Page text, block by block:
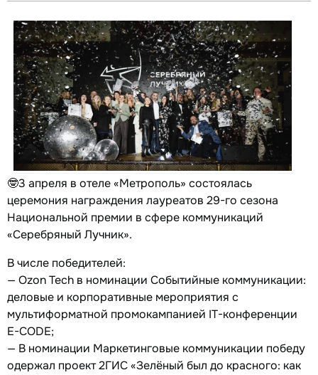
🤓3 апреля в отеле «Метрополь» состоялась
церемония награждения лауреатов 29-го сезона
Национальной премии в сфере коммуникаций
«Серебряный Лучник».
В числе победителей:
— Ozon Tech в номинации Событийные коммуникации:
деловые и корпоративные мероприятия с
мультиформатной промокампанией IT-конференции
E-CODE;
— В номинации Маркетинговые коммуникации победу
одержал проект 2ГИС «Зелёный был до красного: как